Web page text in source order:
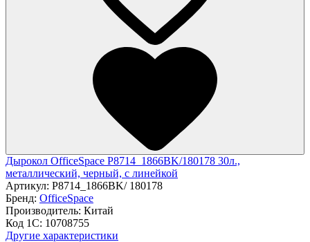
Дырокол OfficeSpace P8714_1866BK/180178 30л.,
металлический, черный, с линейкой
Артикул: P8714_1866BK/ 180178
Бренд: OfficeSpace
Производитель: Китай
Код 1С: 10708755
Другие характеристики